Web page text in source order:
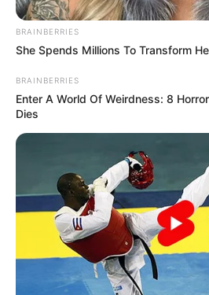
The 10 Most Stunning
Who Is Your Favorite?
BRAINBERRIES
Busting Movie Myths!
Reflect Reality
BRAINBERRIES
She Spends Millions To Transform
BRAINBERRIES
Enter A World Of Weirdness: 8
Dies